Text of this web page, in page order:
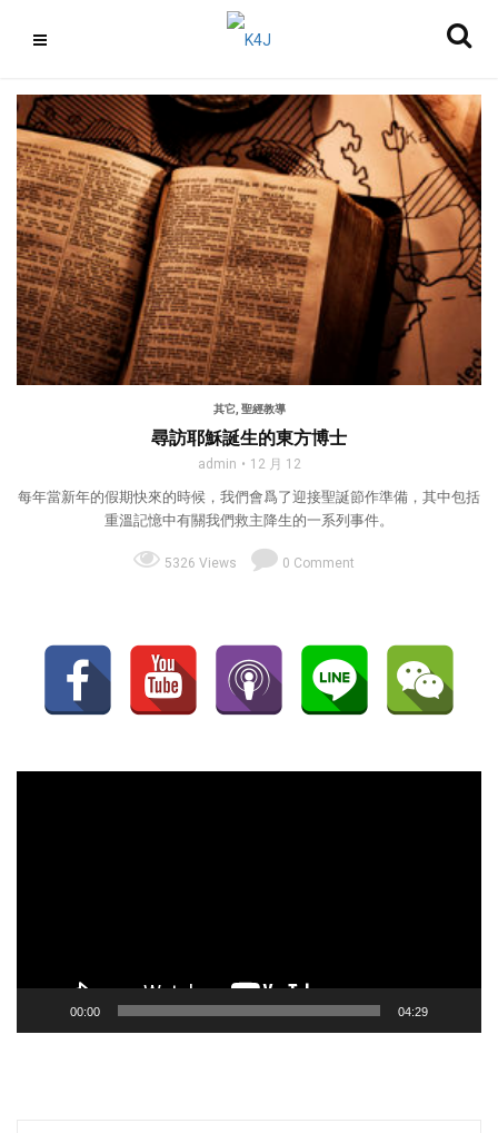
其它, 聖經教導
尋訪耶穌誕生的東方博士
admin 12 月 12
每年當新年的假期快來的時候，我們會爲了迎接聖誕節作準備，其中包括
重溫記憶中有關我們救主降生的一系列事件。
5326 Views 0 Comment
00:00 04:29